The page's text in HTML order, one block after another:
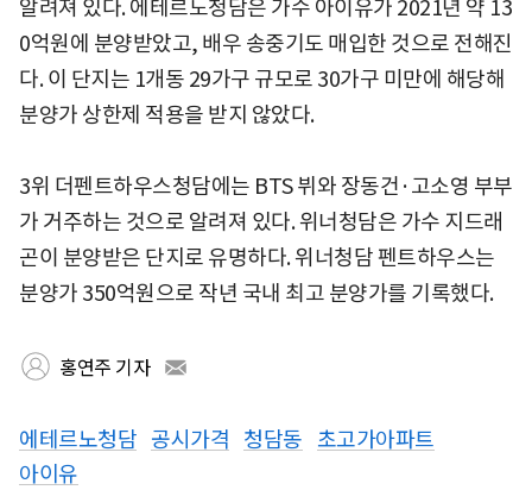
알려져 있다. 에테르노청담은 가수 아이유가 2021년 약 13
0억원에 분양받았고, 배우 송중기도 매입한 것으로 전해진
다. 이 단지는 1개동 29가구 규모로 30가구 미만에 해당해
분양가 상한제 적용을 받지 않았다.
3위 더펜트하우스청담에는 BTS 뷔와 장동건·고소영 부부
가 거주하는 것으로 알려져 있다. 위너청담은 가수 지드래
곤이 분양받은 단지로 유명하다. 위너청담 펜트하우스는
분양가 350억원으로 작년 국내 최고 분양가를 기록했다.
홍연주 기자
에테르노청담 공시가격 청담동 초고가아파트
아이유